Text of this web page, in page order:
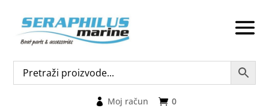
0
Moj račun